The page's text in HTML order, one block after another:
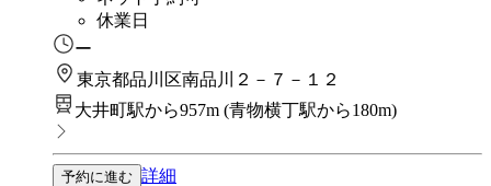
休業日
ー
東京都品川区南品川２－７－１２
大井町駅から957m (青物横丁駅から180m)
予約に進む 詳細